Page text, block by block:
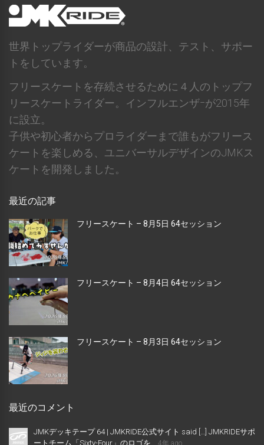
世界トップライダーが商品の設計、テスト、サポー
トをしています。
フリースケートを存続させるために４人のトップフ
リースケートライダー。インフルエンザｰが2015年
に設立。
子供や初心者からプロライダーまで誰もがフリース
ケートを楽しめる、ユニバーサルデザインのJMKス
ケートを開発しました。
最近の記事
フリースケート – 8月5日 64セッション
フリースケート – 8月4日 64セッション
フリースケート – 8月3日 64セッション
最近のコメント
JMKデッキテープ 64 | JMKRIDE公式サイト said […] JMKRIDEサポ
ートチーム「Sixty-Four」のロゴを...
4年 ago